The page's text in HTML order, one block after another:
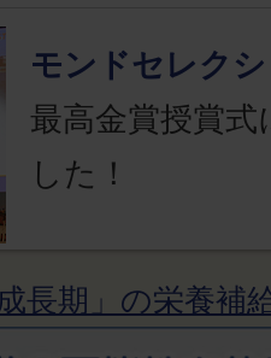
モンドセレク
最高金賞授賞
した！
長期」の栄養補